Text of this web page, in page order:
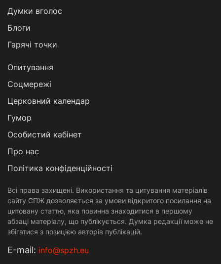
Думки вголос
Блоги
Гарячі точки
Опитування
Соцмережі
Церковний календар
Гумор
Особистий кабінет
Про нас
Політика конфіденційності
Всі права захищені. Використання та цитування матеріалів
сайту СПЖ дозволяється за умови відкритого посилання на
цитовану статтю, яка повинна знаходитися в першому
абзаці матеріалу, що публікується. Думка редакції може не
збігатися з позицією авторів публікацій.
Е-mail: info@spzh.eu